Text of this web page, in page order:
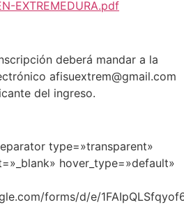
EXTREMEDURA.pdf
deberá mandar a la
afisuextrem@gmail.com
del ingreso.
type=»transparent»
hover_type=»default»
forms/d/e/